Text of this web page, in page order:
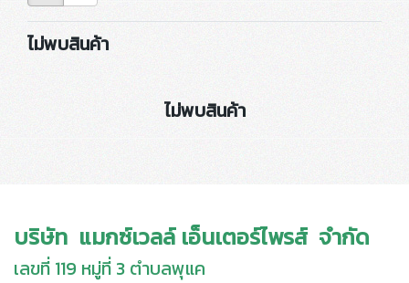
ไม่พบสินค้า
ไม่พบสินค้า
บริษัท แมกซ์เวลล์ เอ็นเตอร์ไพรส์ จำกัด
เลขที่ 119 หมู่ที่ 3 ตำบลพุแค